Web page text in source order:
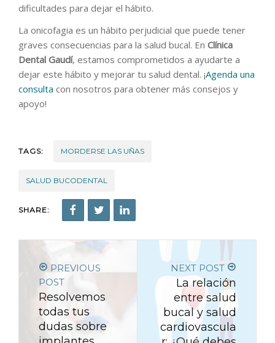
dificultades para dejar el hábito.
La onicofagia es un hábito perjudicial que puede tener
graves consecuencias para la salud bucal. En Clínica
Dental Gaudí, estamos comprometidos a ayudarte a
dejar este hábito y mejorar tu salud dental. ¡Agenda una
consulta con nosotros para obtener más consejos y
apoyo!
TAGS: MORDERSE LAS UÑAS
SALUD BUCODENTAL
SHARE:
PREVIOUS
POST
Resolvemos
todas tus
dudas sobre
NEXT POST
La relación
entre salud
bucal y salud
cardiovascula